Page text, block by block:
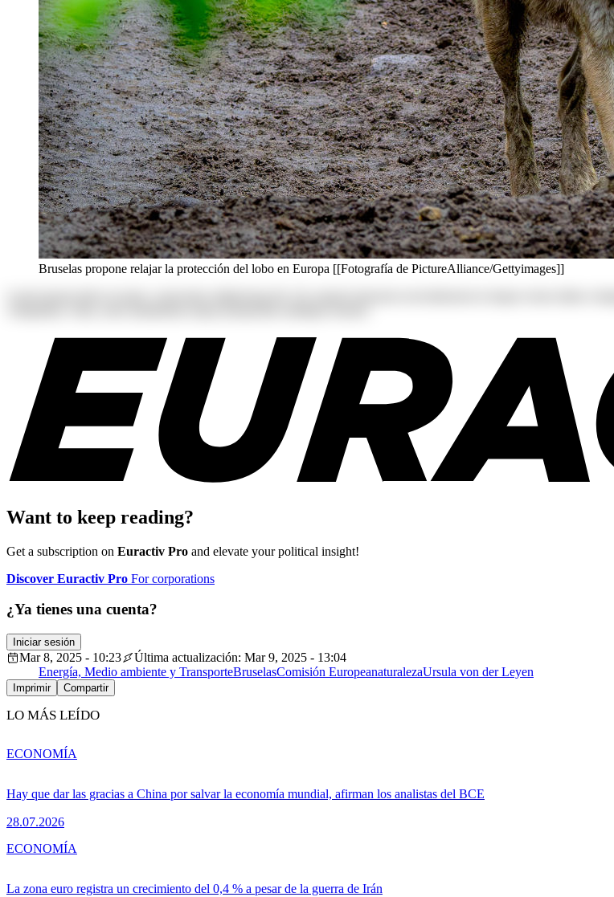
Bruselas propone relajar la protección del lobo en Europa [[Fotografía de PictureAlliance/Gettyimages]]
Want to keep reading?
Get a subscription on Euractiv Pro and elevate your political insight!
Discover Euractiv Pro For corporations
¿Ya tienes una cuenta?
Iniciar sesión
Mar 8, 2025 - 10:23
Última actualización: Mar 9, 2025 - 13:04
Energía, Medio ambiente y TransporteBruselasComisión EuropeanaturalezaUrsula von der Leyen
Imprimir Compartir
LO MÁS LEÍDO
Hay que dar las gracias a China por salvar la economía mundial, afirman los analistas del BCE
28.07.2026
ECONOMÍA
La zona euro registra un crecimiento del 0,4 % a pesar de la guerra de Irán
ECONOMÍA